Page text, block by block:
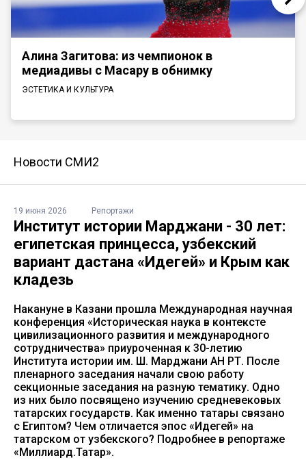
Алина Загитова: из чемпионок в
медиадивы с Масару в обнимку
ЭСТЕТИКА И КУЛЬТУРА
Новости СМИ2
19 июня 2026 Репортажи
Институт истории Марджани - 30 лет:
египетская принцесса, узбекский
вариант дастана «Идегей» и Крым как
кладезь
Накануне в Казани прошла Международная научная
конференция «Историческая наука в контексте
цивилизационного развития и международного
сотрудничества» приуроченная к 30-летию
Института истории им. Ш. Марджани АН РТ. После
пленарного заседания начали свою работу
секционные заседания на разную тематику. Одно
из них было посвящено изучению средневековых
татарских государств. Как именно татары связано
с Египтом? Чем отличается эпос «Идегей» на
татарском от узбекского? Подробнее в репортаже
«Миллиард.Татар».